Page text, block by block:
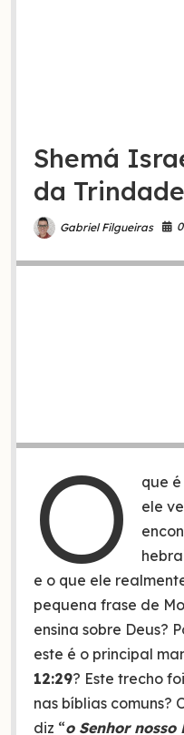
Shemá
da Trindade
Gabriel Filgueiras
O que é
ele
e o que ele
pequena frase de
ensina sobre Deus?
este é o principal
12:29? Este trecho
nas bíblias comuns?
diz “o Senhor nosso